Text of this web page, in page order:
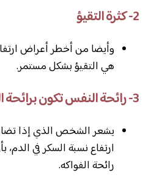
2- كثرة التقيؤ
وأيضا من أخطر أعراض
هي التقيؤ بشكل مستمر.
3- رائحة النفس تكون برائحة الفواكه
يشعر الشخص الذي إذا
ارتفاع نسبة السكر في
رائحة الفواكه.